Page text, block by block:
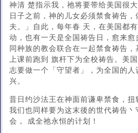
神清 楚指示我，祂将要带给美国很
日子之前，神的儿女必须禁食祷告
夫。」自此，每年春 天，在美国都
动，也有一天是全国祷告日，愈来愈
同种族的教会联合在一起禁食祷告
上课前跑到 旗杆下为全校祷告。美
志要做一个「守望者」，为全国的人
兴。
昔日约沙法王在神面前谦卑禁食，扭
我们也同样要为这末後的世代祷告丶
会， 成全祂永恒的计划！